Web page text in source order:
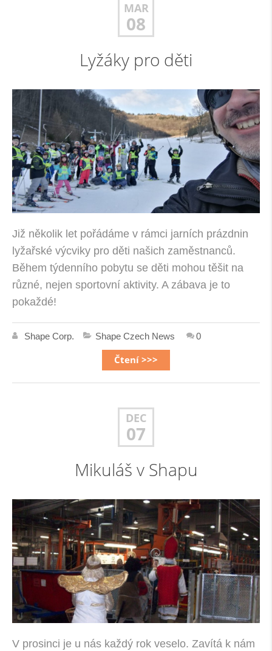
MAR
08
Lyžáky pro děti
Již několik let pořádáme v rámci jarních prázdnin
lyžařské výcviky pro děti našich zaměstnanců.
Během týdenního pobytu se děti mohou těšit na
různé, nejen sportovní aktivity. A zábava je to
pokaždé!
Shape Corp. Shape Czech News 0
Čtení >>>
DEC
07
Mikuláš v Shapu
V prosinci je u nás každý rok veselo. Zavítá k nám